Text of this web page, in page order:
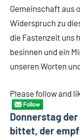
Gemeinschaft aus
Widerspruch zu
die Fastenzeit uns
besinnen und ein
unseren Worten
Please follow and
Donnerstag
bittet, der